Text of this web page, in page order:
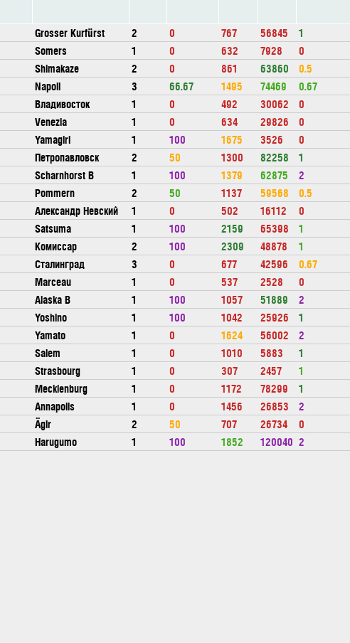
Grosser Kurfürst 2 0 767 56845 1
Somers 1 0 632 7928 0
Shimakaze 2 0 861 63860 0.5
Napoli 3 66.67 1495 74469 0.67
Владивосток 1 0 492 30062 0
Venezia 1 0 634 29826 0
Yamagiri 1 100 1675 3526 0
Петропавловск 2 50 1300 82258 1
Scharnhorst B 1 100 1379 62875 2
Pommern 2 50 1137 59568 0.5
Александр Невский 1 0 502 16112 0
Satsuma 1 100 2159 65398 1
Комиссар 2 100 2309 48878 1
Сталинград 3 0 677 42596 0.67
Marceau 1 0 537 2528 0
Alaska B 1 100 1057 51889 2
Yoshino 1 100 1042 25926 1
Yamato 1 0 1624 56002 2
Salem 1 0 1010 5883 1
Strasbourg 1 0 307 2457 1
Mecklenburg 1 0 1172 78299 1
Annapolis 1 0 1456 26853 2
Ägir 2 50 707 26734 0
Harugumo 1 100 1852 120040 2